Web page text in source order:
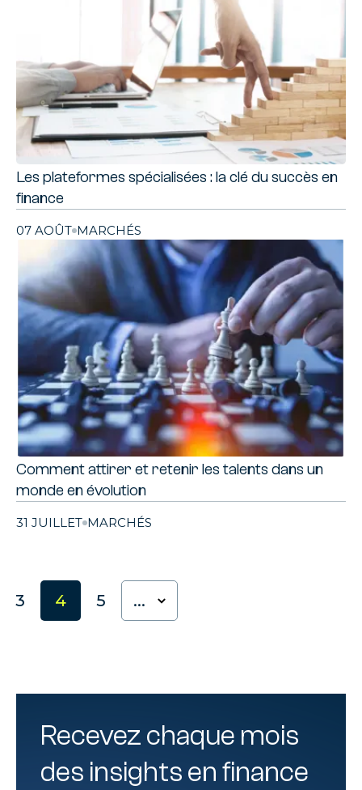
Les plateformes spécialisées : la clé du succès en
finance
07 AOÛT MARCHÉS
Comment attirer et retenir les talents dans un
monde en évolution
31 JUILLET MARCHÉS
3 4 5 ...
Recevez chaque mois
des insights en finance